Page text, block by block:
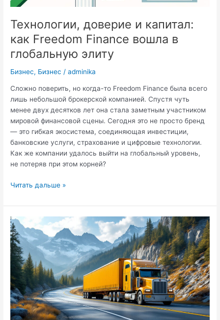
Технологии, доверие и капитал:
как Freedom Finance вошла в
глобальную элиту
Бизнес, Бизнес /adminika
Сложно поверить, но когда-то Freedom Finance была всего
лишь небольшой брокерской компанией. Спустя чуть
менее двух десятков лет она стала заметным участником
мировой финансовой сцены. Сегодня это не просто бренд
— это гибкая экосистема, соединяющая инвестиции,
банковские услуги, страхование и цифровые технологии.
Как же компании удалось выйти на глобальный уровень,
не потеряв при этом корней?
Технологии,
и
капитал:
как
Freedom
Finance
вошла
глобальную
элиту
Читать дальше »